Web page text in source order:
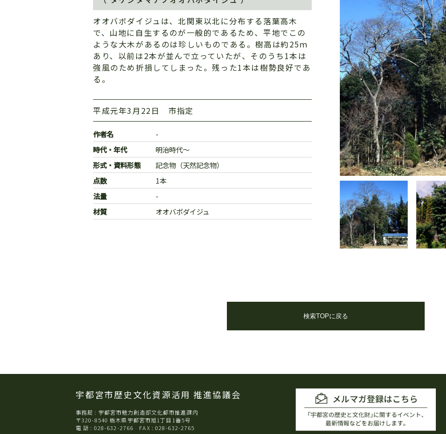
オオバボダイジュは、北関東以北に分布する落葉高木
で、山地に自生するのが一般的であるため、平地でこの
ような大木があるのは珍しいものである。樹高は約25ｍ
あり、以前は2本が並んで立っていたが、そのうち1本は
強風のため折損してしまった。残った1本は樹勢良好であ
る。
平成元年3月22日 市指定
作者名
-
時代・年代
明治時代～
形式・資料形態
記念物（天然記念物）
点数
1本
法量
-
材質
オオバボダイジュ
検索TOPに戻る
宇都宮市歴史文化資源活用 推進協議会
事務局 : 宇都宮市魅力創造部文化都市推進課内
〒320-8540 栃木県宇都宮市旭1丁目1番5号
電 話 : 028-632-2766 FAX : 028-632-2765